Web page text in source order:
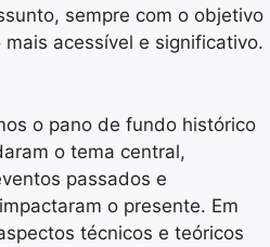
sempre com o objetivo
acessível e significativo.
o pano de fundo histórico
o tema central,
passados e
o presente. Em
técnicos e teóricos